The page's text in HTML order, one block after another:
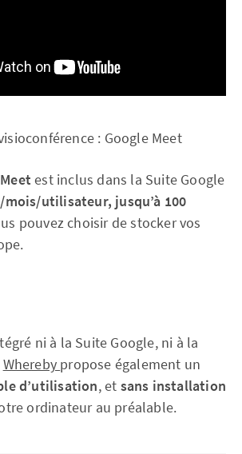
: Google Meet
est inclus dans la Suite Google
mois/utilisateur, jusqu’à 100
pouvez choisir de stocker vos
ni à la Suite Google, ni à la
Whereby propose également un
d’utilisation, et sans installation
ordinateur au préalable.